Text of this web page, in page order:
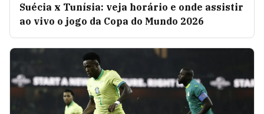
Suécia x Tunísia: veja horário e onde assistir
ao vivo o jogo da Copa do Mundo 2026